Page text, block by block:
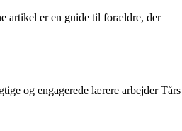
artikel er en guide til forældre, der
og engagerede lærere arbejder Tårs